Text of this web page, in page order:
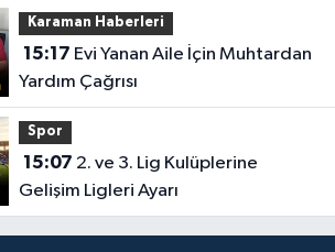
Karaman Haberleri
15:17
Yardım Çağrısı
Spor
15:07
Gelişim Ligleri Ayarı